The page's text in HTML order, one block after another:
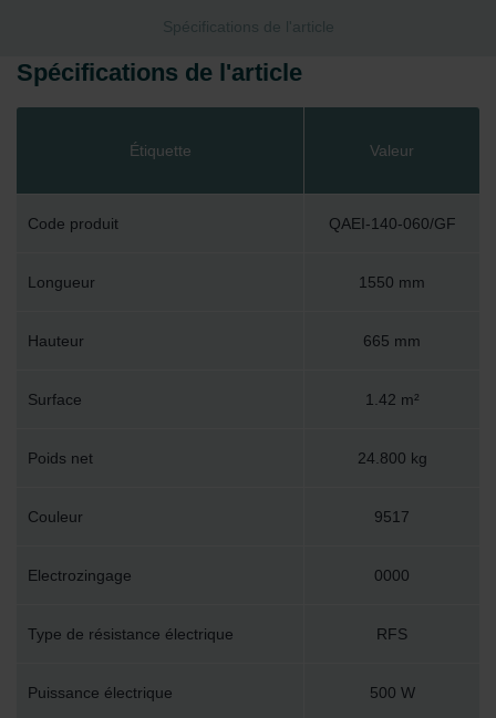
Spécifications de l'article
Spécifications de l'article
Étiquette Valeur
Code produit QAEI-140-060/GF
Longueur 1550 mm
Hauteur 665 mm
Surface 1.42 m²
Poids net 24.800 kg
Couleur 9517
Electrozingage 0000
Type de résistance électrique RFS
Puissance électrique 500 W